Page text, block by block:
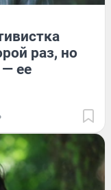
раз, но
— ее